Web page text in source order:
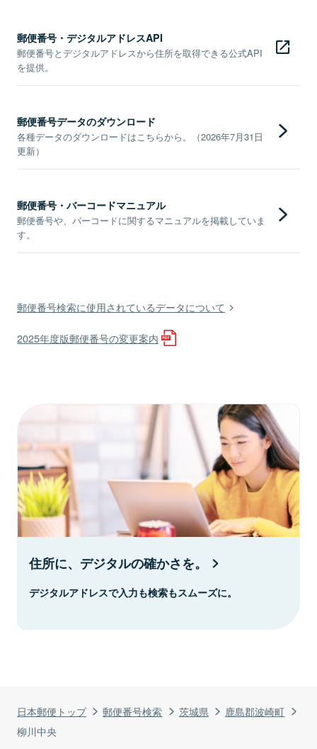
日本郵便トップ 郵便番号検索 茨城県
鹿島郡波崎町
柳川中央
郵便番号・デジタルアドレスAPI
郵便番号とデジタルアドレスから住所を取得できる公式API
を提供。
郵便番号データのダウンロード
各種データのダウンロードはこちらから。（2026年7月31日
更新）
郵便番号・バーコードマニュアル
郵便番号や、バーコードに関するマニュアルを掲載していま
す。
郵便番号検索に使用されているデータについて
2025年度版郵便番号の変更案内
住所に、デジタルの確かさを。
デジタルアドレスで入力も検索もスムーズに。